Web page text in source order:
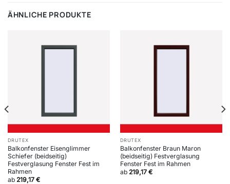
ÄHNLICHE PRODUKTE
DRUTEX
Balkonfenster Eisenglimmer
Schiefer (beidseitig)
Festverglasung Fenster Fest im
Rahmen
ab 219,17 €
DRUTEX
Balkonfenster Braun Maron
(beidseitig) Festverglasung
Fenster Fest im Rahmen
ab 219,17 €